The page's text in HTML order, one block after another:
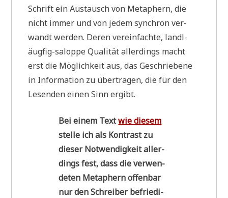
Schrift ein Aus­tausch von Meta­phern, die
nicht immer und von jedem syn­chron ver­
wandt wer­den. Deren ver­ein­fach­te, landl­
äug­fig-salop­pe Qua­li­tät aller­dings macht
erst die Mög­lich­keit aus, das Geschrie­be­ne
in Infor­ma­ti­on zu über­tra­gen, die für den
Lesen­den einen Sinn ergibt.
Bei einem Textwie die­sem
stel­le ich als Kon­trast zu
die­ser Not­wen­dig­keit aller­
dings fest, dass die ver­wen­
de­ten Meta­phern offen­bar
nur den Schrei­ber befrie­di­